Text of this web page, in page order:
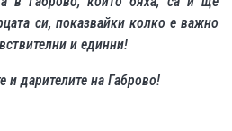
си, показвайки колко е важно
и единни!
и дарителите на Габрово!